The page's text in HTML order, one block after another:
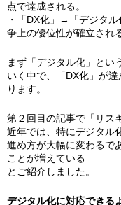
点で達成される。
・「DX化」→「デジタ
争上の優位性が確立され
まず「デジタル化」とい
いく中で、「DX化」が
ります。
第２回目の記事で「リス
近年では、特にデジタル
進め方が大幅に変わるで
ことが増えている
とご紹介しました。
デジタル化に対応できる